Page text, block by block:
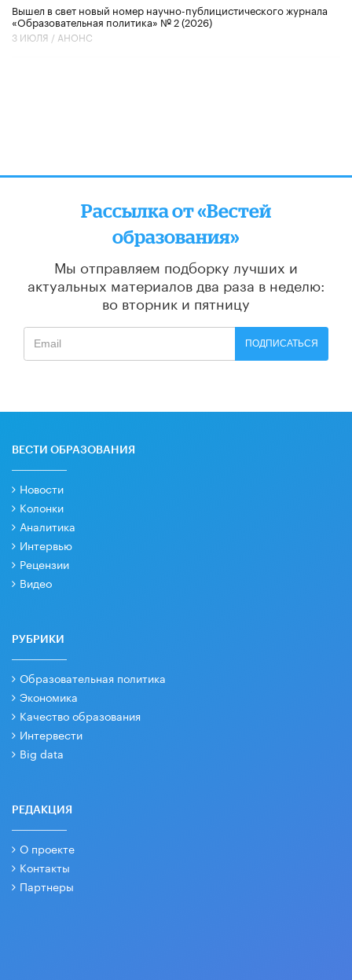
Вышел в свет новый номер научно-публицистического журнала
«Образовательная политика» № 2 (2026)
3 ИЮЛЯ / АНОНС
Рассылка от «Вестей
образования»
Мы отправляем подборку лучших и
актуальных материалов два раза в неделю:
во вторник и пятницу
ПОДПИСАТЬСЯ
ВЕСТИ ОБРАЗОВАНИЯ
Новости
Колонки
Аналитика
Интервью
Рецензии
Видео
РУБРИКИ
Образовательная политика
Экономика
Качество образования
Интервести
Big data
РЕДАКЦИЯ
О проекте
Контакты
Партнеры